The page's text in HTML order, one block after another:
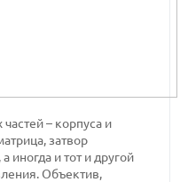
– корпуса и
затвор
иногда и тот и другой
Объектив,